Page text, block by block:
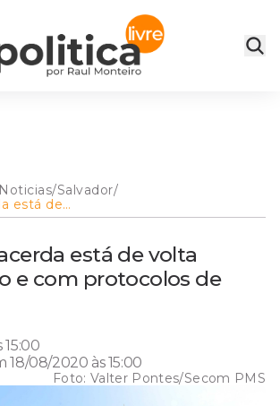
Noticias/Salvador/
está de
e com
está de volta
e com protocolos de
18/08/2020 às 15:00
Foto: Valter Pontes/Secom PMS